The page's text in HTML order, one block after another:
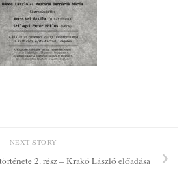
NEXT STORY
2. rész – Krakó László előadása